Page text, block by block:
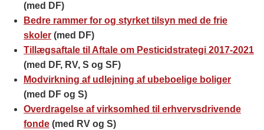
(med DF)
Bedre rammer for og styrket tilsyn med de frie
skoler (med DF)
Tillægsaftale til Aftale om Pesticidstrategi 2017-2021
(med DF, RV, S og SF)
Modvirkning af udlejning af ubeboelige boliger
(med DF og S)
Overdragelse af virksomhed til erhvervsdrivende
fonde (med RV og S)